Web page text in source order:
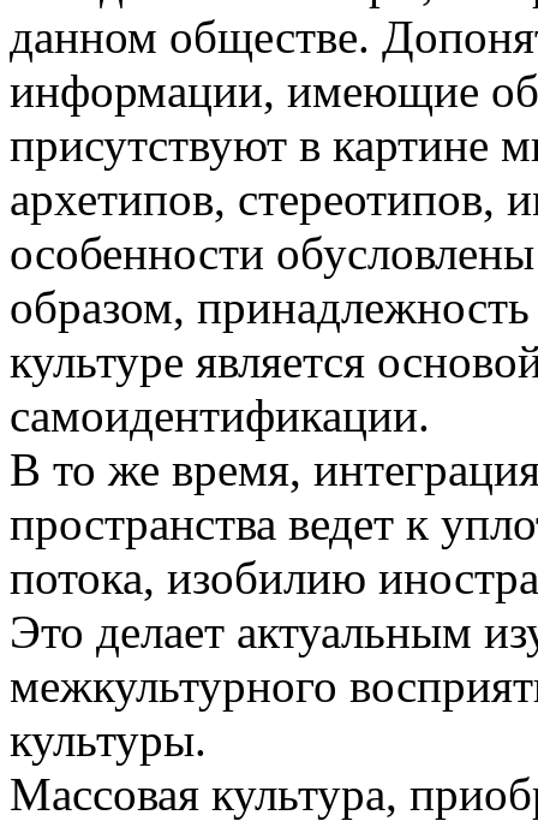
данном обществе.
информации, имеющие
присутствуют в картине
архетипов, стереотипов,
особенности
образом,
культуре является
самоидентификации.
В то же время,
пространства ведет к
потока, изобилию
Это делает актуальным
межкультурного
культуры.
Массовая культура,